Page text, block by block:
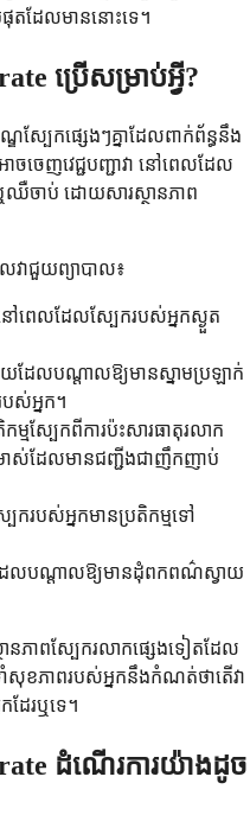
បំផុតដែលមាននោះទេ។
ប្រើសម្រាប់អ្វី?
ឌស្បែកផ្សេងៗគ្នាដែលពាក់ព័ន្ធនឹង
ចចេញវេជ្ជបញ្ជាវា នៅពេលដែល
ចាប់ ដោយសារស្ថានភាព
វាជួយព្យាបាល៖
ៅពេលដែលស្បែករបស់អ្នកស្ងួត
ដែលបណ្តាលឱ្យមានស្នាមប្រឡាក់
ស់អ្នក។
មស្បែកពីការប៉ះសារធាតុរលាក
ាស់ដែលមានជញ្ជីងជាញឹកញាប់
ករបស់អ្នកមានប្រតិកម្មទៅ
ដែលបណ្តាលឱ្យមានដុំពកពណ៌ស្វាយ
ថានភាពស្បែករលាកផ្សេងទៀតដែល
ាំសុខភាពរបស់អ្នកនឹងកំណត់ថាតើវា
ដែរឬទេ។
ដំណើរការយ៉ាងដូច